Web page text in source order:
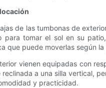
de las tumbonas de
tomar el sol en su
que puede moverlas según
vienen equipadas con
a una silla vertical,
y practicidad.